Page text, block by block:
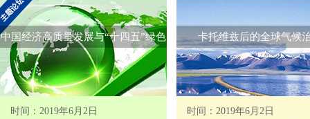
中国经济高质量发展与“十四五”绿色
转型
时间：2019年6月2日
卡托维兹后的全球气候
时间：2019年6月2日